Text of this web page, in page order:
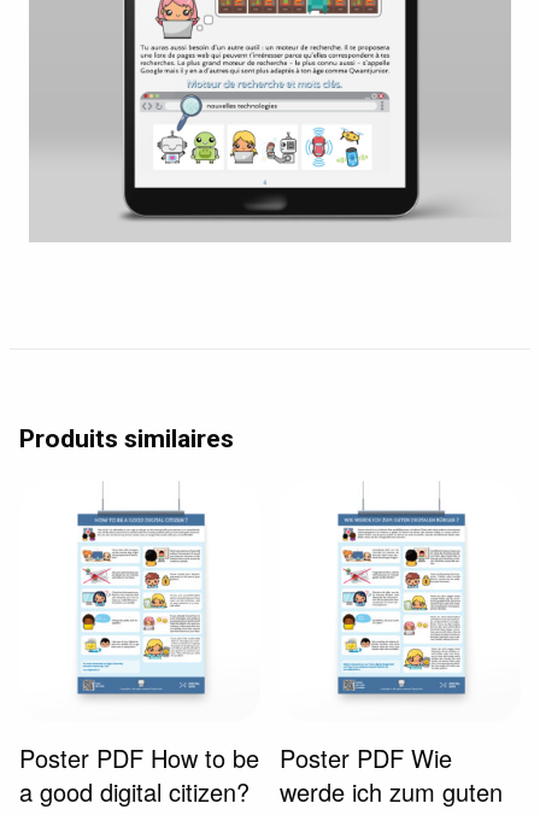
Produits similaires
Poster PDF How to be
a good digital citizen?
Poster PDF Wie
werde ich zum guten